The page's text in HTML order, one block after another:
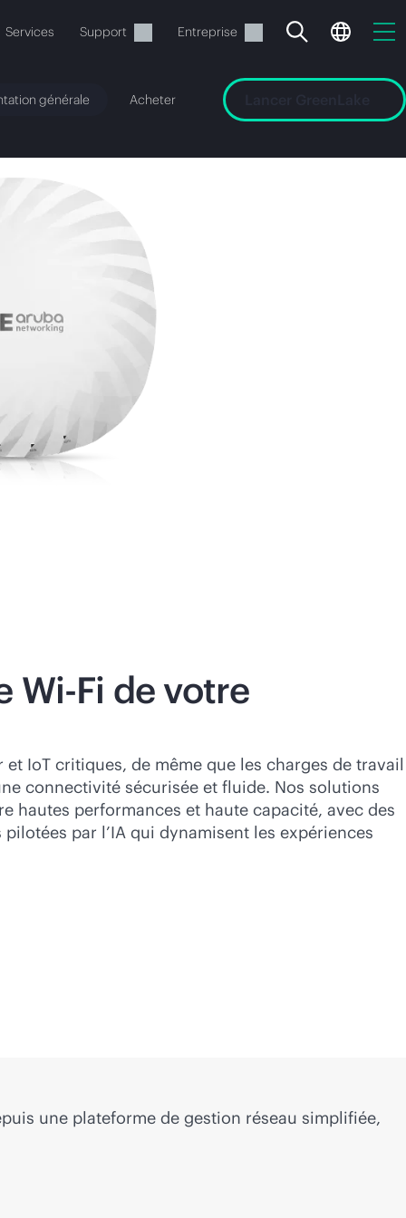
Services Support Entreprise
générale Acheter
Wi-Fi de votre
IoT critiques, de même que les charges de travail
connectivité sécurisée et fluide. Nos solutions
hautes performances et haute capacité, avec des
par l’IA qui dynamisent les expériences
une plateforme de gestion réseau simplifiée,